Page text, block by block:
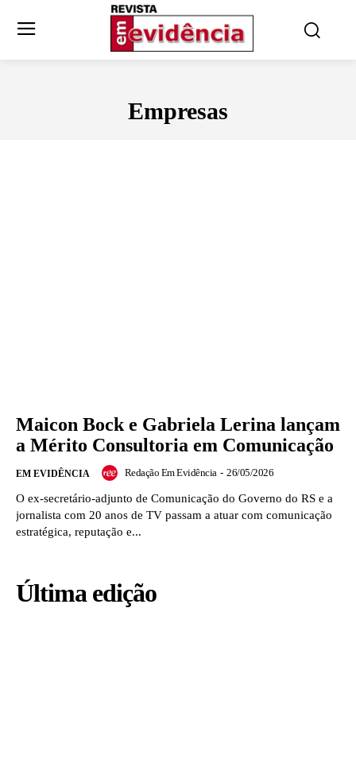
Empresas
Maicon Bock e Gabriela Lerina lançam
a Mérito Consultoria em Comunicação
EM EVIDÊNCIA Redação Em Evidência - 26/05/2026
O ex-secretário-adjunto de Comunicação do Governo do RS e a
jornalista com 20 anos de TV passam a atuar com comunicação
estratégica, reputação e...
Última edição